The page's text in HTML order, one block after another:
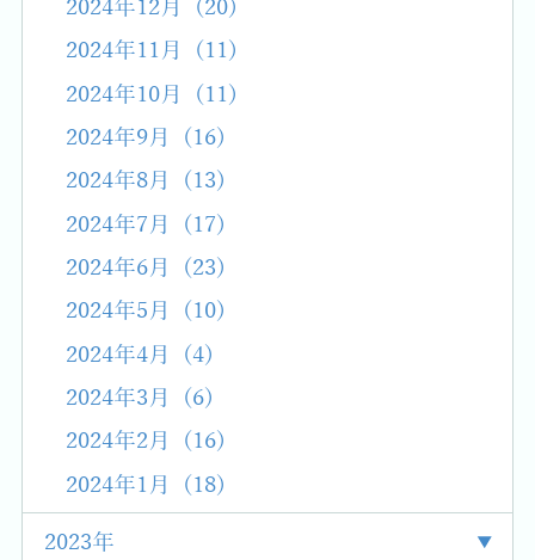
2024年12月 (20)
2024年11月 (11)
2024年10月 (11)
2024年9月 (16)
2024年8月 (13)
2024年7月 (17)
2024年6月 (23)
2024年5月 (10)
2024年4月 (4)
2024年3月 (6)
2024年2月 (16)
2024年1月 (18)
2023年